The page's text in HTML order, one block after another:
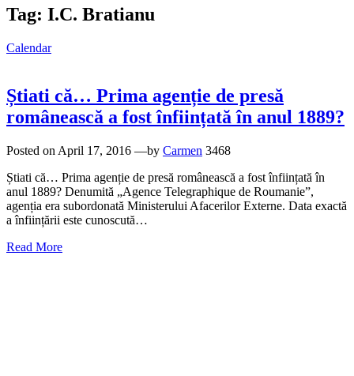
Tag: I.C. Bratianu
Calendar
Știati că… Prima agenție de presă
românească a fost înființată în anul 1889?
Posted on April 17, 2016 —by Carmen 3468
Știati că… Prima agenție de presă românească a fost înființată în
anul 1889? Denumită „Agence Telegraphique de Roumanie”,
agenția era subordonată Ministerului Afacerilor Externe. Data exactă
a înființării este cunoscută…
Read More